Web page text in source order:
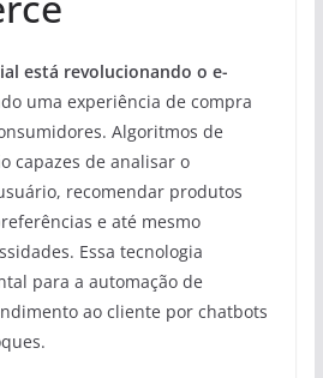
está revolucionando o e-
uma experiência de compra
Algoritmos de
capazes de analisar o
recomendar produtos
e até mesmo
Essa tecnologia
para a automação de
ao cliente por chatbots